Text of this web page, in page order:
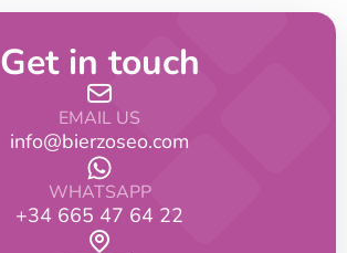
Get in touch
EMAIL US
info@bierzoseo.com
WHATSAPP
+34 665 47 64 22